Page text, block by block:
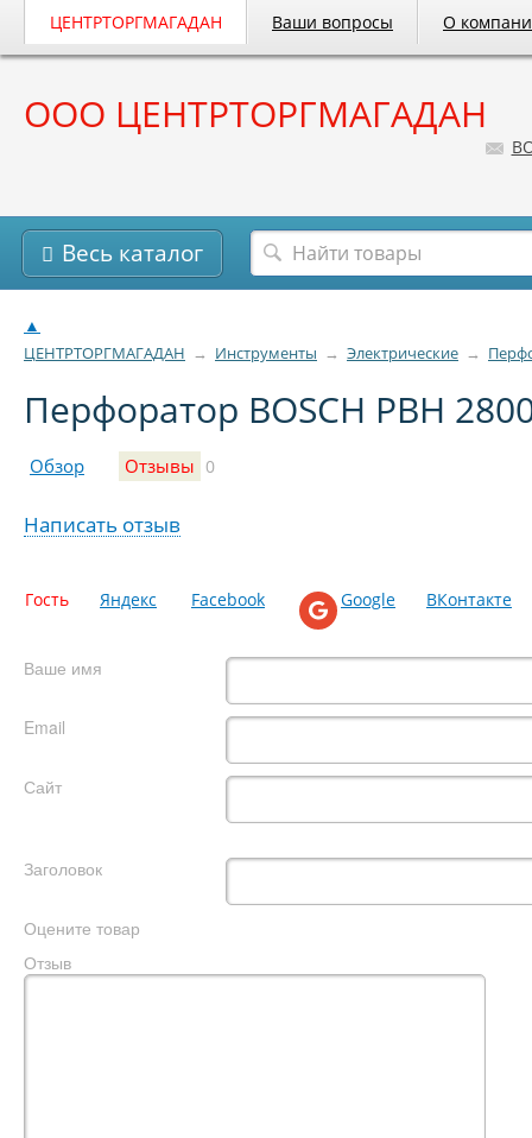
ЦЕНТРТОРГМАГАДАН Ваши вопросы О
ООО ЦЕНТРТОРГМАГАДАН
Весь каталог
▲
ЦЕНТРТОРГМАГАДАН → Инструменты → Электрические →
Перфоратор BOSCH PBH
Обзор Отзывы 0
Написать отзыв
Гость Яндекс Facebook Google ВКонтакте
Ваше имя
Email
Сайт
Заголовок
Оцените товар
Отзыв